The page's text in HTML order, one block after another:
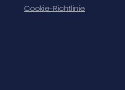
Cookie-Richtlinie